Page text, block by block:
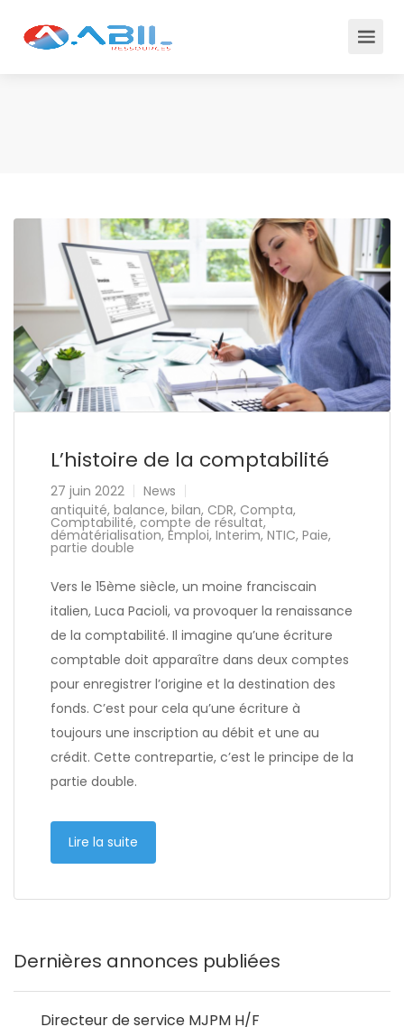
L’histoire de la comptabilité
27 juin 2022
News
antiquité, balance, bilan, CDR, Compta,
Comptabilité, compte de résultat,
dématérialisation, Emploi, Interim,NTIC, Paie,
partie double
Vers le 15ème siècle, un moine franciscain
italien, Luca Pacioli, va provoquer la renaissance
de la comptabilité. Il imagine qu’une écriture
comptable doit apparaître dans deux comptes
pour enregistrer l’origine et la destination des
fonds. C’est pour cela qu’une écriture à
toujours une inscription au débit et une au
crédit. Cette contrepartie, c’est le principe de la
partie double.
Lire la suite
Dernières annonces publiées
Directeur de service MJPM H/F